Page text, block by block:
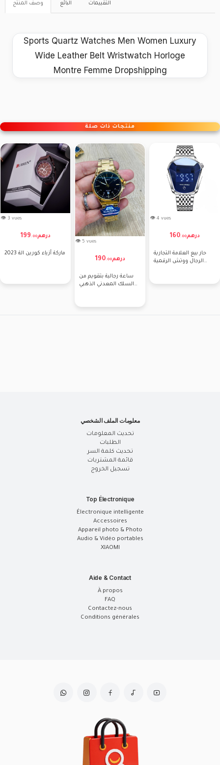
وصف المنتج البائع التقييمات
Sports Quartz Watches Men Women Luxury
Wide Leather Belt Wristwatch Horloge
Montre Femme Dropshipping
منتجات ذات صلة
👁 3 vues
199 . 00درهم
ماركة أزياء كورين الة 2023
👁 5 vues
190. 00درهم
ساعة رجالية بتقويم من
السلك المعدني الذهبي
👁 4 vues
160. 00درهم
حار بيع العلامة التجارية
الرجال ووتش الرقمية
معلومات الملف الشخصي
تحديث المعلومات
الطلبات
تحديث كلمة السر
قائمة المشتريات
تسجيل الخروج
Top Électronique
Électronique intelligente
Accessoires
Appareil photo & Photo
Audio & Vidéo portables
XIAOMI
Aide & Contact
À propos
FAQ
Contactez-nous
Conditions générales